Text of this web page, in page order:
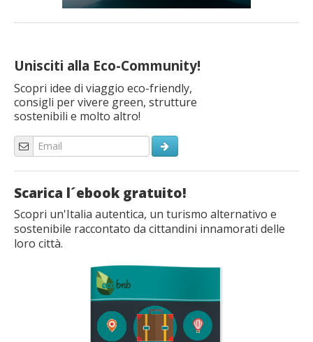
Unisciti alla Eco-Community!
Scopri idee di viaggio eco-friendly,
consigli per vivere green, strutture
sostenibili e molto altro!
Scarica l´ebook gratuito!
Scopri un'Italia autentica, un turismo alternativo e
sostenibile raccontato da cittandini innamorati delle
loro città.